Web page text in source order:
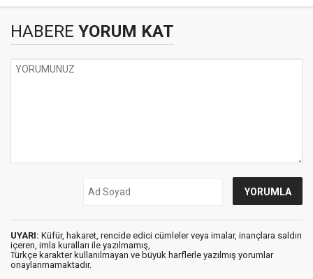
HABERE YORUM KAT
UYARI: Küfür, hakaret, rencide edici cümleler veya imalar, inançlara saldırı
içeren, imla kuralları ile yazılmamış,
Türkçe karakter kullanılmayan ve büyük harflerle yazılmış yorumlar
onaylanmamaktadır.